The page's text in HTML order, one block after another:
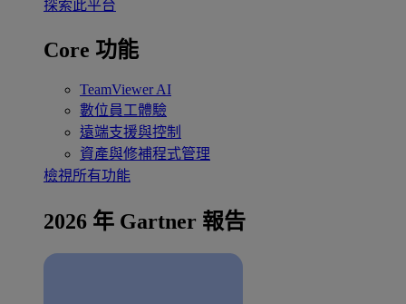
探索此平台
Core 功能
TeamViewer AI
數位員工體驗
遠端支援與控制
資產與修補程式管理
檢視所有功能
2026 年 Gartner 報告